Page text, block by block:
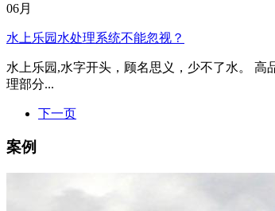
06月
水上乐园水处理系统不能忽视？
水上乐园,水字开头，顾名思义，少不了水。
理部分...
下一页
案例